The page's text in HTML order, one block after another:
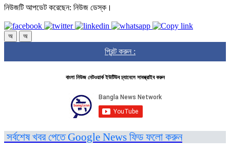
নিউজটি আপডেট করেছেন: নিউজ ডেস্ক।
অ অ
প্রিন্ট করুন :
বাংলা নিউজ নেটওয়ার্ক ইউটিউব চ্যানেলে সাবস্ক্রাইব করুন
সর্বশেষ খবর পেতে Google News ফিড ফলো করুন